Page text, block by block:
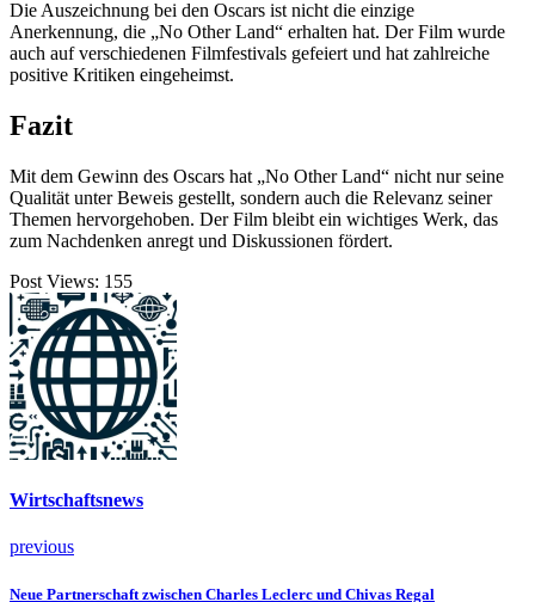
Die Auszeichnung bei den Oscars ist nicht die einzige
Anerkennung, die „No Other Land“ erhalten hat. Der Film wurde
auch auf verschiedenen Filmfestivals gefeiert und hat zahlreiche
positive Kritiken eingeheimst.
Fazit
Mit dem Gewinn des Oscars hat „No Other Land“ nicht nur seine
Qualität unter Beweis gestellt, sondern auch die Relevanz seiner
Themen hervorgehoben. Der Film bleibt ein wichtiges Werk, das
zum Nachdenken anregt und Diskussionen fördert.
Post Views: 155
Wirtschaftsnews
previous
Neue Partnerschaft zwischen Charles Leclerc und Chivas Regal